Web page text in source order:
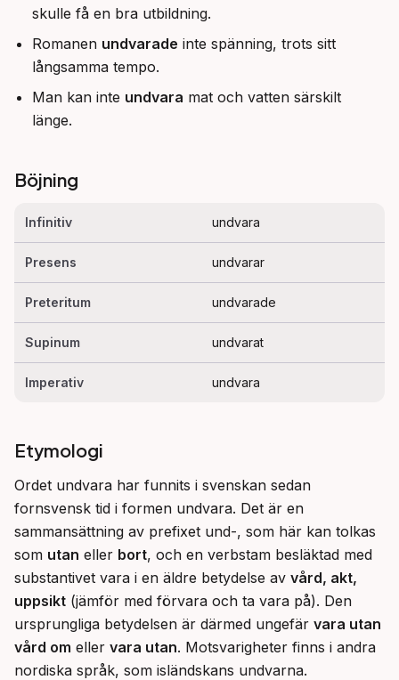
skulle få en bra utbildning.
Romanen undvarade inte spänning, trots sitt
långsamma tempo.
Man kan inte undvara mat och vatten särskilt
länge.
Böjning
Infinitiv undvara
Presens undvarar
Preteritum undvarade
Supinum undvarat
Imperativ undvara
Etymologi
Ordet undvara har funnits i svenskan sedan
fornsvensk tid i formen undvara. Det är en
sammansättning av prefixet und-, som här kan tolkas
som utan eller bort, och en verbstam besläktad med
substantivet vara i en äldre betydelse av vård, akt,
uppsikt (jämför med förvara och ta vara på). Den
ursprungliga betydelsen är därmed ungefär vara utan
vård om eller vara utan. Motsvarigheter finns i andra
nordiska språk, som isländskans undvarna.